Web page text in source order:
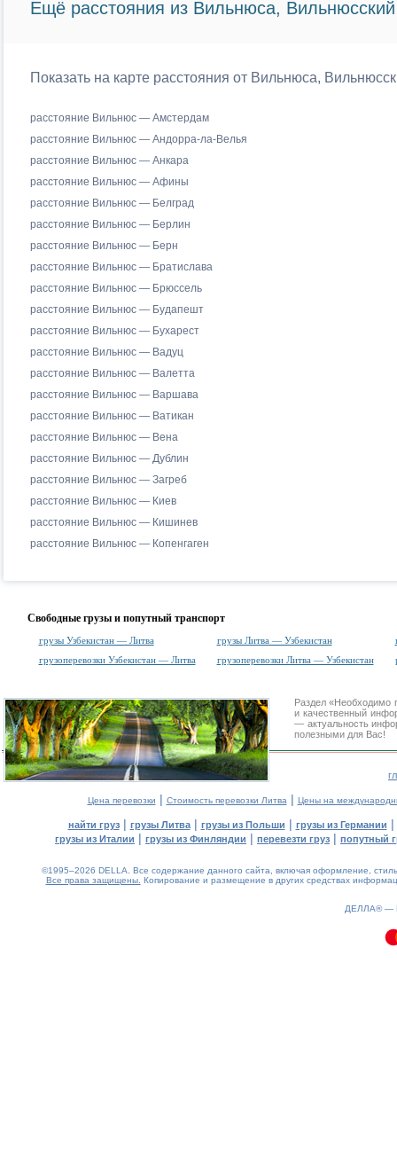
Ещё расстояния из Вильнюса,
Показать на карте расстояния от Вильнюса,
расстояние Вильнюс — Амстердам
расстояние Вильнюс — Андорра-ла-Велья
расстояние Вильнюс — Анкара
расстояние Вильнюс — Афины
расстояние Вильнюс — Белград
расстояние Вильнюс — Берлин
расстояние Вильнюс — Берн
расстояние Вильнюс — Братислава
расстояние Вильнюс — Брюссель
расстояние Вильнюс — Будапешт
расстояние Вильнюс — Бухарест
расстояние Вильнюс — Вадуц
расстояние Вильнюс — Валетта
расстояние Вильнюс — Варшава
расстояние Вильнюс — Ватикан
расстояние Вильнюс — Вена
расстояние Вильнюс — Дублин
расстояние Вильнюс — Загреб
расстояние Вильнюс — Киев
расстояние Вильнюс — Кишинев
расстояние Вильнюс — Копенгаген
Свободные грузы и попутный транспорт
грузы Узбекистан — Литва грузы Литва — Узбекистан
грузоперевозки Узбекистан — Литва
грузоперевозки Литва — Узбекистан
Раздел «Необходимо
и качественный
— актуальность
полезными для Вас!
Цена перевозки | Стоимость перевозки Литва | Цены на
найти груз| грузы Литва| грузы из Польши | грузы из Германии |
грузы из Италии | грузы из Финляндии | перевезти груз | попутный
©1995–2026 DELLA. Все содержание данного сайта, включая оформление,
Все права защищены. Копирование и размещение в других средствах
ДЕЛЛА® —